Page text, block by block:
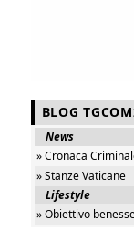
BLOG
News
» Cronaca
» Stanze Vaticane
Lifestyle
» Obiettivo